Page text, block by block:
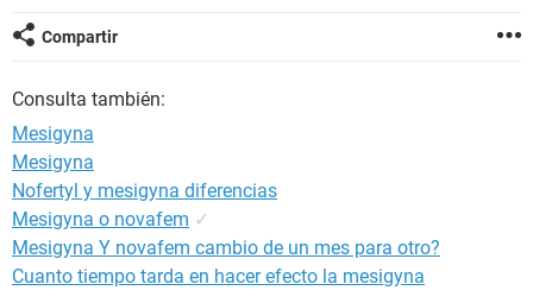
Compartir
Consulta también:
Mesigyna
Mesigyna
Nofertyl y mesigyna diferencias
Mesigyna o novafem ✓
Mesigyna Y novafem cambio de un mes para otro?
Cuanto tiempo tarda en hacer efecto la mesigyna